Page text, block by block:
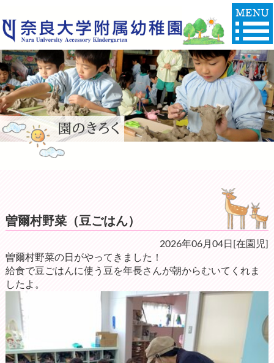
曽爾村野菜（豆ごはん）
2026年06月04日[在園児]
曽爾村野菜の日がやってきました！
給食で豆ごはんに使う豆を年長さんが朝からむいてくれま
したよ。